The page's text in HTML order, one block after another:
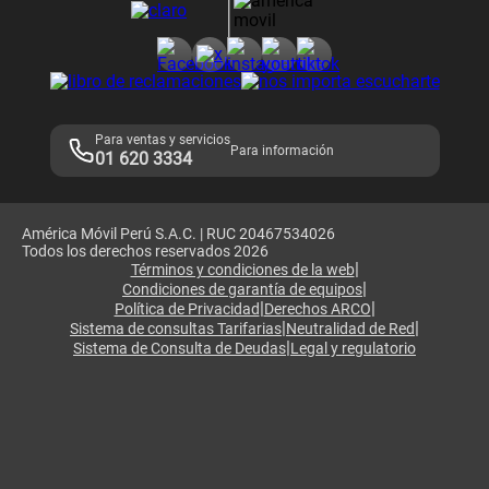
Adquirientes iPhone 6, 6S y SE
Mensaje de Seguridad
Términos y Condiciones de Tienda Claro
Libro de Reclamaciones
Para ventas y servicios
01 620 3334 Para información
América Móvil Perú S.A.C. | RUC 20467534026
Todos los derechos reservados 2026
Términos y condiciones de la web|
Condiciones de garantía de equipos|
Política de Privacidad|Derechos ARCO|
Sistema de consultas Tarifarias|Neutralidad de Red|
Sistema de Consulta de Deudas|Legal y regulatorio